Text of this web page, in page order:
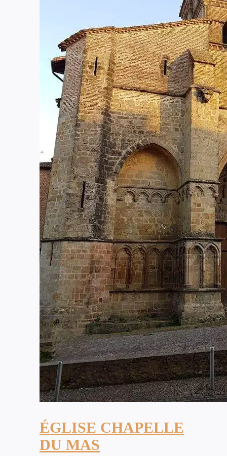
ÉGLISE CHAPELLE
DU MAS